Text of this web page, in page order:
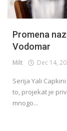
Promena
Vodomar
Milt Dec 14,
Serija Yali
to, projekat je
mnogo...